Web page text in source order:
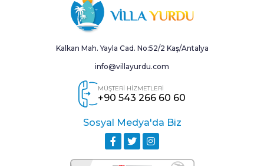
Kalkan Mah. Yayla Cad. No:52/2 Kaş/Antalya
info@villayurdu.com
MÜŞTERİ HİZMETLERİ
+90 543 266 60 60
Sosyal Medya'da Biz